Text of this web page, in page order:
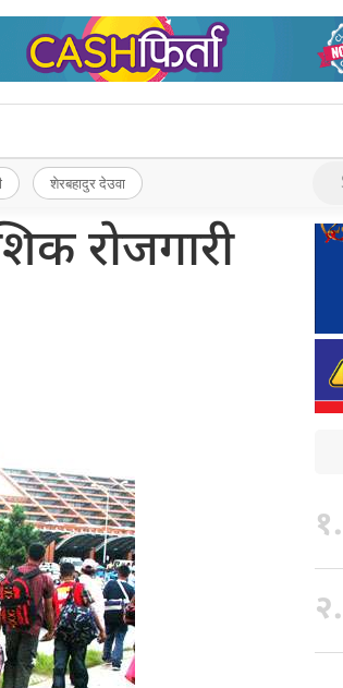
शेरबहादुर देउवा
रोजगारी
१.
२.